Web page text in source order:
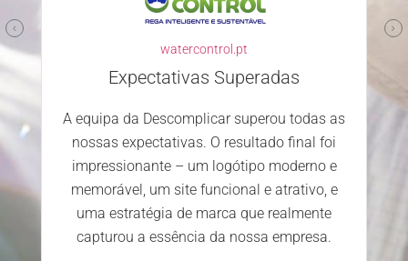
watercontrol.pt
Expectativas Superadas
A equipa da Descomplicar superou todas as
nossas expectativas. O resultado final foi
impressionante – um logótipo moderno e
memorável, um site funcional e atrativo, e
uma estratégia de marca que realmente
capturou a essência da nossa empresa.